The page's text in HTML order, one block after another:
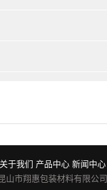
关于我们 产品中心 新闻中心
山市翔惠包装材料有限公司